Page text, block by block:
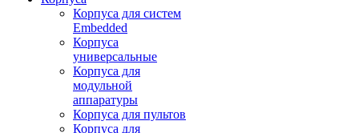
Корпуса для систем
Embedded
Корпуса
универсальные
Корпуса для
модульной
аппаратуры
Корпуса для пультов
Корпуса для